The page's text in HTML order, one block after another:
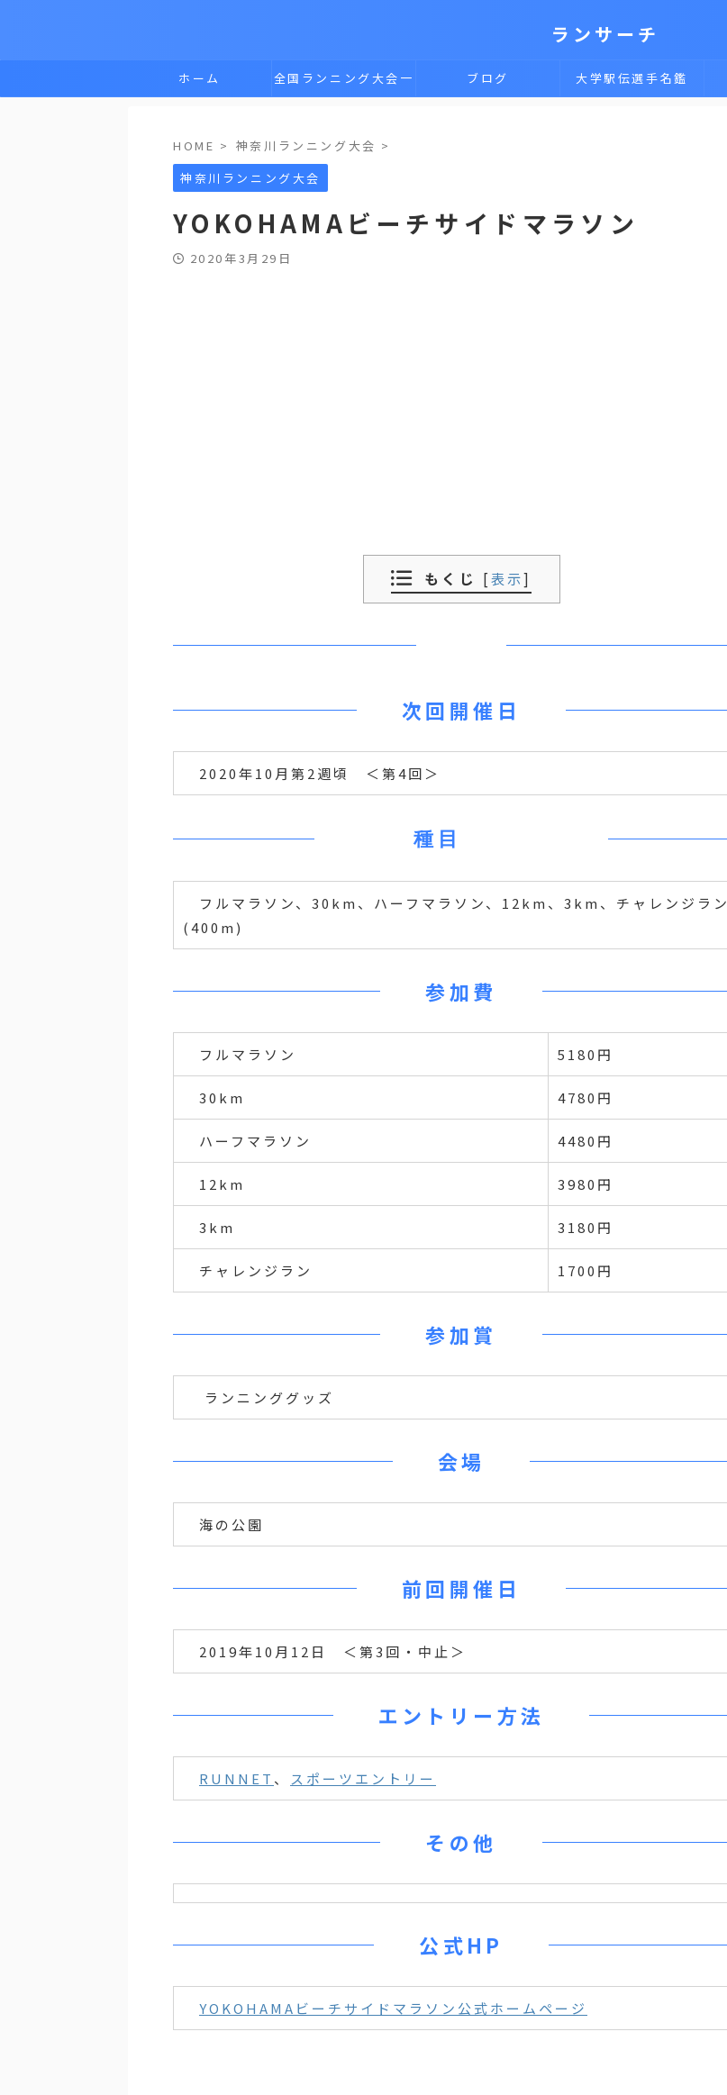
ランサーチ
ホーム 全国ランニング大会一 ブログ 大学駅伝選手名鑑
HOME > 神奈川ランニング大会 >
神奈川ランニング大会
YOKOHAMAビーチサイドマラソン
2020年3月29日
もくじ [表示]
次回開催日
2020年10月第2週頃 ＜第4回＞
種目
フルマラソン、30km、ハーフマラソン、12km、3km、チャレンジラン
(400m)
参加費
フルマラソン 5180円
30km 4780円
ハーフマラソン 4480円
12km 3980円
3km 3180円
チャレンジラン 1700円
参加賞
ランニンググッズ
会場
海の公園
前回開催日
2019年10月12日 ＜第3回・中止＞
エントリー方法
RUNNET 、 スポーツエントリー
その他
公式HP
YOKOHAMAビーチサイドマラソン公式ホームページ